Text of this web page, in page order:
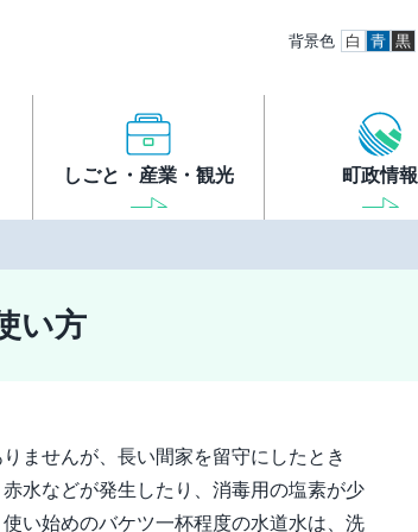
背景色 白 青 黒
しごと・産業・観光 町政情報
い方
ませんが、長い間家を留守にしたとき
水などが発生したり、消毒用の塩素が少
い始めのバケツ一杯程度の水道水は、洗